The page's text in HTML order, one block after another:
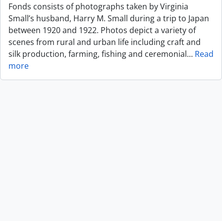
Fonds consists of photographs taken by Virginia
Small’s husband, Harry M. Small during a trip to Japan
between 1920 and 1922. Photos depict a variety of
scenes from rural and urban life including craft and
silk production, farming, fishing and ceremonial… Read
more